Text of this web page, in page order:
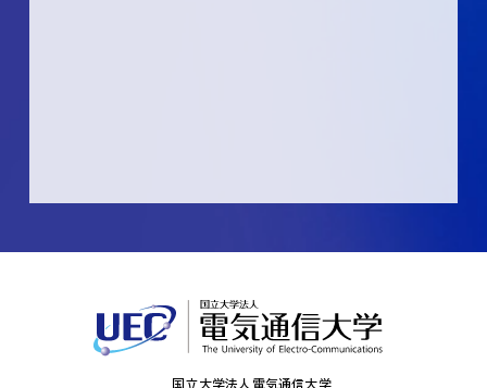
国立大学法人電気通信大学